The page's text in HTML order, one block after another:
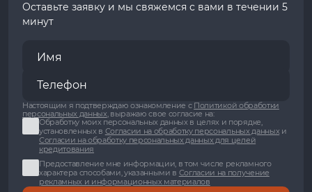
Оставьте заявку и мы свяжемся с вами в течении 5
минут
Настоящим я подтверждаю ознакомление с Политикой обработки
персональных данных, выражаю свое согласие на:
Обработку моих персональных данных в целях и порядке,
установленных в Согласии на обработку персональных данныхи
Согласии на обработку персональных данных для целей
кредитования
Предоставление мне информации, в том числе рекламного
характера способами, указанными в Согласии на получение
рекламных и информационных материалов